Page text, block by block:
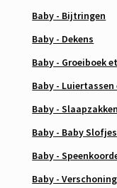
Baby - Bijtringen
Baby - Dekens
Baby - Groeiboek
Baby -
Baby - Slaapzakken
Baby - Baby Slofjes
Baby -
Baby -